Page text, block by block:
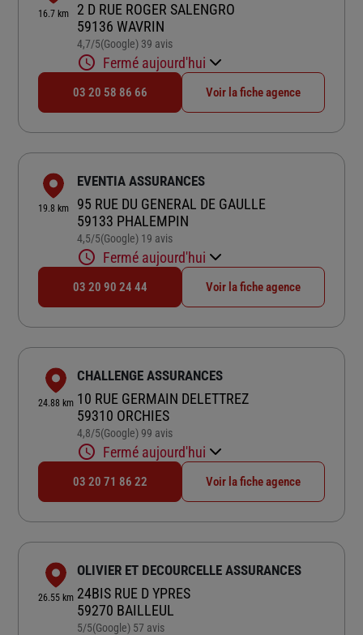
16.7 km
2 D RUE ROGER SALENGRO
59136 WAVRIN
4,7/5Note de 4.7 sur 5
(Google) 39 avis
Fermé aujourd'hui
03 20 58 86 66 Voir la fiche agence
19.8 km
EVENTIA ASSURANCES
95 RUE DU GENERAL DE GAULLE
59133 PHALEMPIN
4,5/5Note de 4.5 sur 5
(Google) 19 avis
Fermé aujourd'hui
03 20 90 24 44 Voir la fiche agence
24.88 km
CHALLENGE ASSURANCES
10 RUE GERMAIN DELETTREZ
59310 ORCHIES
4,8/5Note de 4.8 sur 5
(Google) 99 avis
Fermé aujourd'hui
03 20 71 86 22 Voir la fiche agence
26.55 km
OLIVIER ET DECOURCELLE ASSURANCES
24BIS RUE D YPRES
59270 BAILLEUL
5/5Note de 5 sur 5
(Google) 57 avis